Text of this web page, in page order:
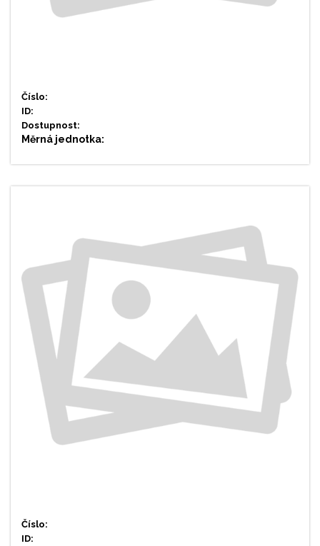
Číslo:
ID:
Dostupnost:
Měrná jednotka:
Číslo:
ID: